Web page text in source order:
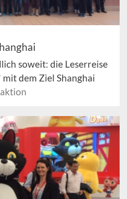
soweit: die Leserreise
mit dem Ziel Shanghai